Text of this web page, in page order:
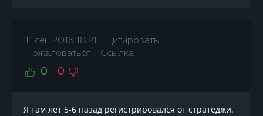
11 сен 2016 18:21
Цитировать
Пожаловаться
Ссылка
0 0
Я там лет 5-6 назад регистрировался от стратеджи.